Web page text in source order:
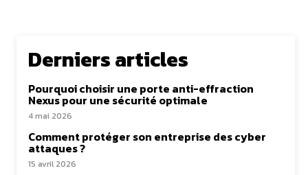
Derniers articles
Pourquoi choisir une porte anti-effraction
Nexus pour une sécurité optimale
4 mai 2026
Comment protéger son entreprise des cyber
attaques ?
15 avril 2026